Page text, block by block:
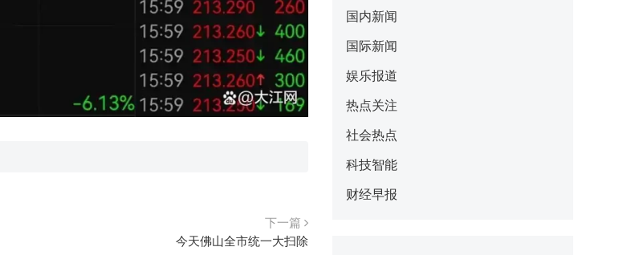
下一篇
今天佛山全市统一大扫除
国内新闻
国际新闻
娱乐报道
热点关注
社会热点
科技智能
财经早报